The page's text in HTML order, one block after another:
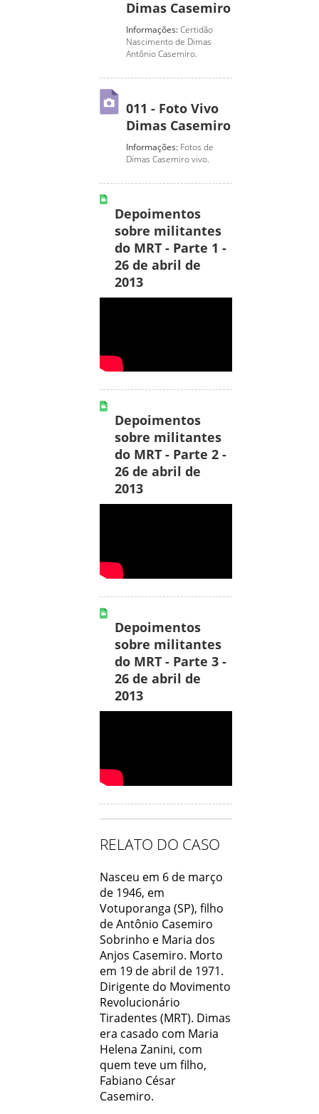
Dimas Casemiro
Informações:Certidão
Nascimento de Dimas
Antônio Casemiro.
011 - Foto Vivo
Dimas Casemiro
Informações: Fotos de
Dimas Casemiro vivo.
Depoimentos
sobre militantes
do MRT - Parte 1 -
26 de abril de
2013
Depoimentos
sobre militantes
do MRT - Parte 2 -
26 de abril de
2013
Depoimentos
sobre militantes
do MRT - Parte 3 -
26 de abril de
2013
RELATO DO CASO
Nasceu em 6 de março
de 1946, em
Votuporanga (SP), filho
de Antônio Casemiro
Sobrinho e Maria dos
Anjos Casemiro. Morto
em 19 de abril de 1971.
Dirigente do Movimento
Revolucionário
Tiradentes (MRT). Dimas
era casado com Maria
Helena Zanini, com
quem teve um filho,
Fabiano César
Casemiro.